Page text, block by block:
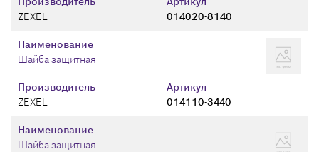
ZEXEL
014020-8140
Производитель
ZEXEL
Артикул
014110-3440
Наименование
Шайба защитная
Наименование
Шайба защитная